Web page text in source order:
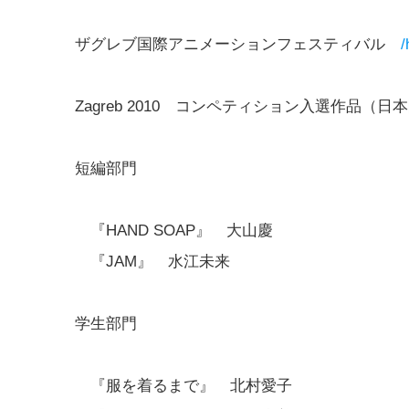
ザグレブ国際アニメーションフェスティバル /
Zagreb 2010 コンペティション入選作品（日本
短編部門
『HAND SOAP』 大山慶
『JAM』 水江未来
学生部門
『服を着るまで』 北村愛子